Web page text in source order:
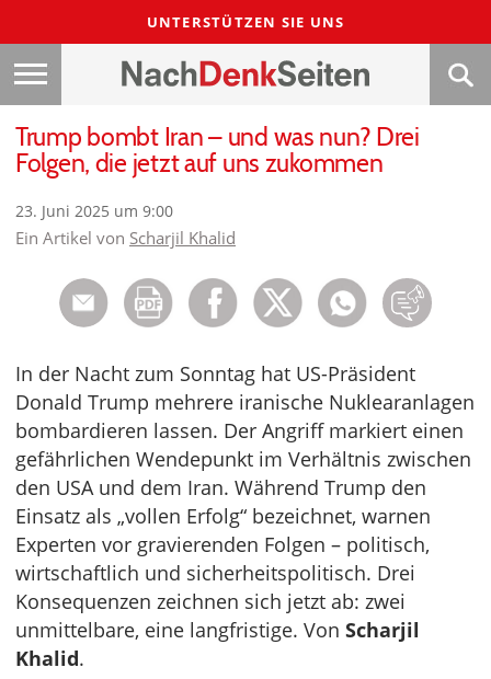
UNTERSTÜTZEN SIE UNS
Trump bombt Iran – und was nun? Drei
Folgen, die jetzt auf uns zukommen
23. Juni 2025 um 9:00
Ein Artikel von Scharjil Khalid
In der Nacht zum Sonntag hat US-Präsident
Donald Trump mehrere iranische Nuklearanlagen
bombardieren lassen. Der Angriff markiert einen
gefährlichen Wendepunkt im Verhältnis zwischen
den USA und dem Iran. Während Trump den
Einsatz als „vollen Erfolg“ bezeichnet, warnen
Experten vor gravierenden Folgen – politisch,
wirtschaftlich und sicherheitspolitisch. Drei
Konsequenzen zeichnen sich jetzt ab: zwei
unmittelbare, eine langfristige. Von Scharjil
Khalid.